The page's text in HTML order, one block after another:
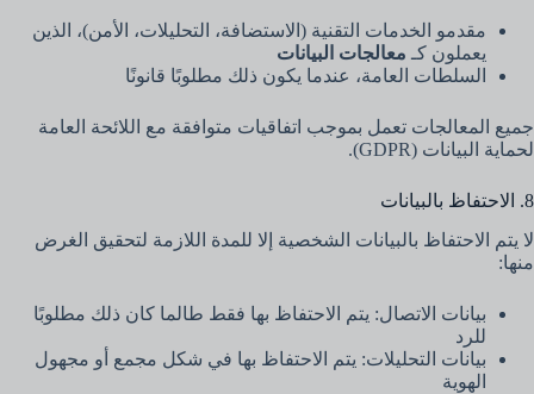
مقدمو الخدمات التقنية (الاستضافة، التحليلات، الأمن)، الذين
يعملون كـ معالجات البيانات
السلطات العامة، عندما يكون ذلك مطلوبًا قانونًا
جميع المعالجات تعمل بموجب اتفاقيات متوافقة مع اللائحة العامة
لحماية البيانات (GDPR).
8. الاحتفاظ بالبيانات
لا يتم الاحتفاظ بالبيانات الشخصية إلا للمدة اللازمة لتحقيق الغرض
منها:
بيانات الاتصال: يتم الاحتفاظ بها فقط طالما كان ذلك مطلوبًا
للرد
بيانات التحليلات: يتم الاحتفاظ بها في شكل مجمع أو مجهول
الهوية